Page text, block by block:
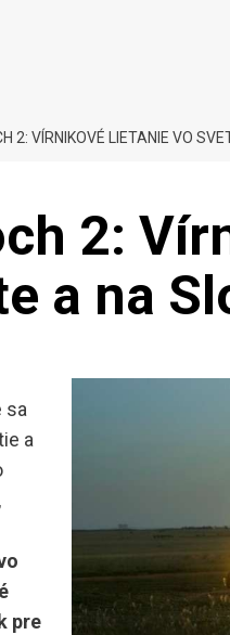
2: VÍRNIKOVÉ LIETANIE VO
2:
a na
sa
a
pre